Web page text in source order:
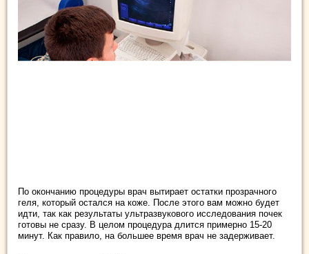
По окончанию процедуры врач вытирает остатки прозрачного
геля, который остался на коже. После этого вам можно будет
идти, так как результаты ультразвукового исследования почек
готовы не сразу. В целом процедура длится примерно 15-20
минут. Как правило, на большее время врач не задерживает.